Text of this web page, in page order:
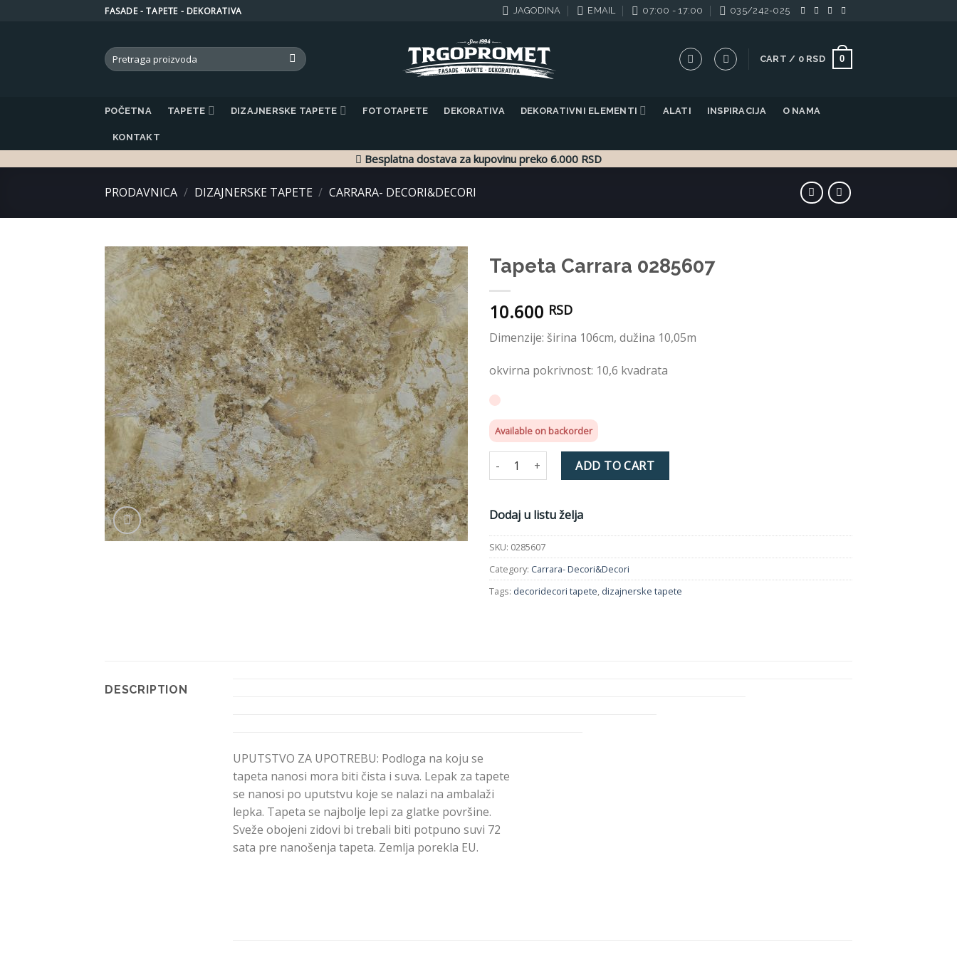
FASADE - TAPETE - DEKORATIVA JAGODINA EMAIL 07:00 - 17:00 035/242-025
Search
for:
CART / 0 RSD 0
POČETNA TAPETE DIZAJNERSKE TAPETE FOTOTAPETE DEKORATIVA DEKORATIVNI ELEMENTI ALATI INSPIRACIJA O NAMA
KONTAKT
Besplatna dostava za kupovinu preko 6.000 RSD
PRODAVNICA / DIZAJNERSKE TAPETE / CARRARA- DECORI&DECORI
Dodaj
u listu
želja
Tapeta Carrara 0285607
10.600 RSD
Dimenzije: širina 106cm, dužina 10,05m
okvirna pokrivnost: 10,6 kvadrata
Available on backorder
Tapeta Carrara 0285607 quantity
ADD TO CART
Dodaj u listu želja
SKU: 0285607
Category: Carrara- Decori&Decori
Tags: decoridecori tapete, dizajnerske tapete
DESCRIPTION
UPUTSTVO ZA UPOTREBU: Podloga na koju se
tapeta nanosi mora biti čista i suva. Lepak za tapete
se nanosi po uputstvu koje se nalazi na ambalaži
lepka. Tapeta se najbolje lepi za glatke površine.
Sveže obojeni zidovi bi trebali biti potpuno suvi 72
sata pre nanošenja tapeta. Zemlja porekla EU.